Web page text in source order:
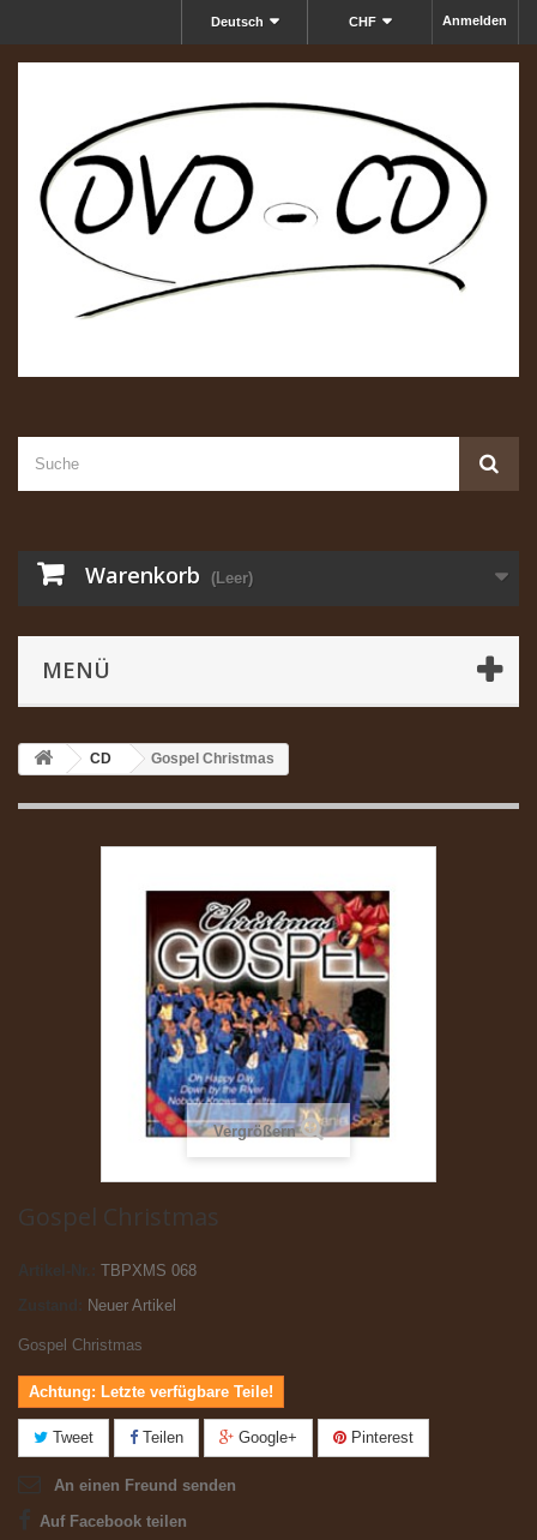
Anmelden
CHF
Deutsch
Warenkorb (Leer)
MENÜ
CD Gospel Christmas
Vergrößern
Gospel Christmas
Artikel-Nr.:
TBPXMS 068
Zustand:
Neuer Artikel
Gospel Christmas
Achtung: Letzte verfügbare Teile!
Tweet Teilen Google+ Pinterest
An einen Freund senden
Auf Facebook teilen